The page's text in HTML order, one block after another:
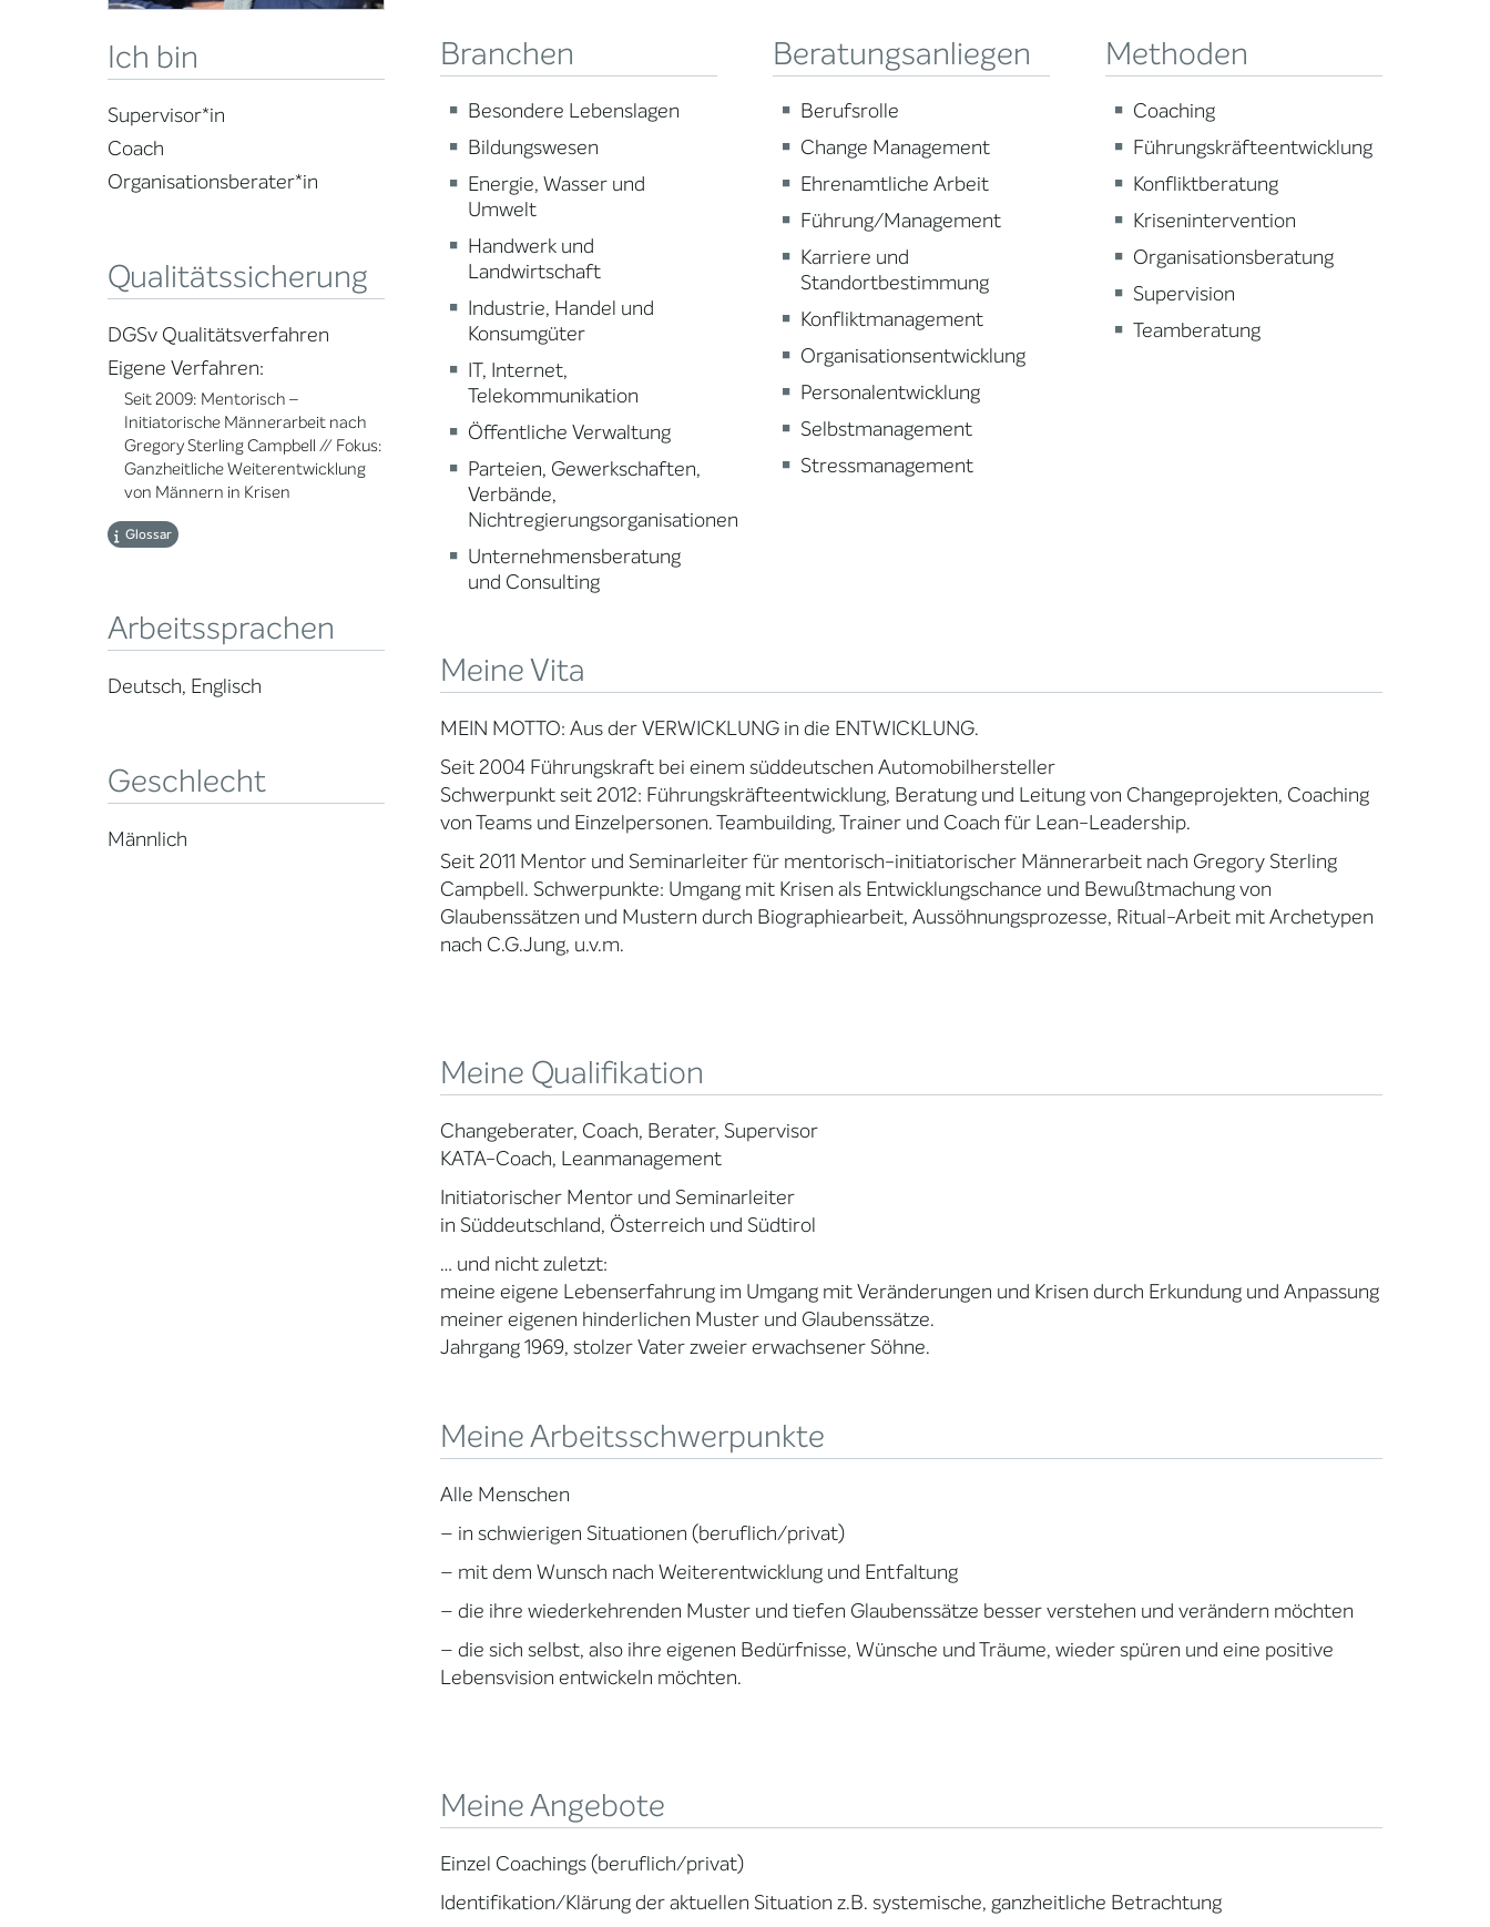
Ich bin
Supervisor*in
Coach
Organisationsberater*in
Qualitätssicherung
DGSv Qualitätsverfahren
Eigene Verfahren:
Seit 2009: Mentorisch –
Initiatorische Männerarbeit nach
Gregory Sterling Campbell // Fokus:
Ganzheitliche Weiterentwicklung
von Männern in Krisen
Glossar
Arbeitssprachen
Deutsch, Englisch
Geschlecht
Männlich
Branchen
Besondere Lebenslagen
Bildungswesen
Energie, Wasser und
Umwelt
Handwerk und
Landwirtschaft
Industrie, Handel und
Konsumgüter
IT, Internet,
Telekommunikation
Öffentliche Verwaltung
Parteien, Gewerkschaften,
Verbände,
Nichtregierungsorganisationen
Unternehmensberatung
und Consulting
Beratungsanliegen
Berufsrolle
Change Management
Ehrenamtliche Arbeit
Führung/Management
Karriere und
Standortbestimmung
Konfliktmanagement
Organisationsentwicklung
Personalentwicklung
Selbstmanagement
Stressmanagement
Methoden
Coaching
Führungskräfteentwicklung
Konfliktberatung
Krisenintervention
Organisationsberatung
Supervision
Teamberatung
Meine Vita
MEIN MOTTO: Aus der VERWICKLUNG in die ENTWICKLUNG.
Seit 2004 Führungskraft bei einem süddeutschen Automobilhersteller
Schwerpunkt seit 2012: Führungskräfteentwicklung, Beratung und Leitung von Changeprojekten, Coaching
von Teams und Einzelpersonen. Teambuilding, Trainer und Coach für Lean-Leadership.
Seit 2011 Mentor und Seminarleiter für mentorisch-initiatorischer Männerarbeit nach Gregory Sterling
Campbell. Schwerpunkte: Umgang mit Krisen als Entwicklungschance und Bewußtmachung von
Glaubenssätzen und Mustern durch Biographiearbeit, Aussöhnungsprozesse, Ritual-Arbeit mit Archetypen
nach C.G.Jung, u.v.m.
Meine Qualifikation
Changeberater, Coach, Berater, Supervisor
KATA-Coach, Leanmanagement
Initiatorischer Mentor und Seminarleiter
in Süddeutschland, Österreich und Südtirol
… und nicht zuletzt:
meine eigene Lebenserfahrung im Umgang mit Veränderungen und Krisen durch Erkundung und Anpassung
meiner eigenen hinderlichen Muster und Glaubenssätze.
Jahrgang 1969, stolzer Vater zweier erwachsener Söhne.
Meine Arbeitsschwerpunkte
Alle Menschen
– in schwierigen Situationen (beruflich/privat)
– mit dem Wunsch nach Weiterentwicklung und Entfaltung
– die ihre wiederkehrenden Muster und tiefen Glaubenssätze besser verstehen und verändern möchten
– die sich selbst, also ihre eigenen Bedürfnisse, Wünsche und Träume, wieder spüren und eine positive
Lebensvision entwickeln möchten.
Meine Angebote
Einzel Coachings (beruflich/privat)
Identifikation/Klärung der aktuellen Situation z.B. systemische, ganzheitliche Betrachtung